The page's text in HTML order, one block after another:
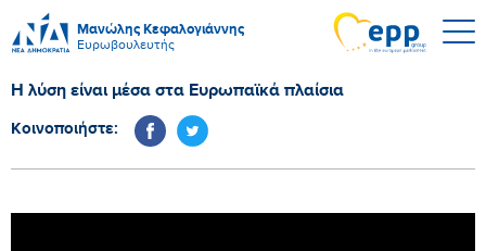
Μανώλης Κεφαλογιάννης
Ευρωβουλευτής
Η λύση είναι μέσα στα Ευρωπαϊκά πλαίσια
Κοινοποιήστε: